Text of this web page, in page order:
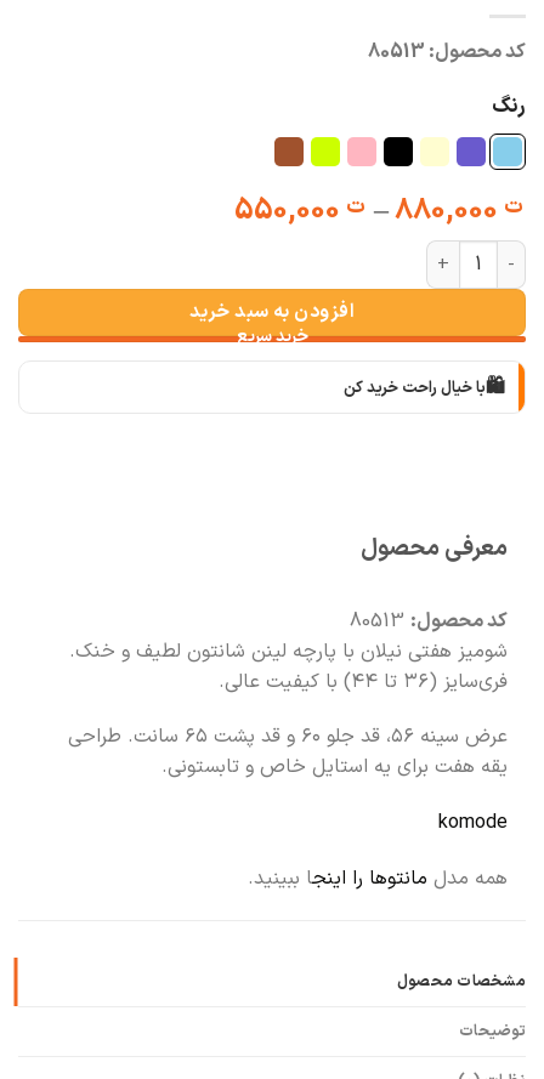
کد محصول:80513
رنگ
ت880,000
– ت550,000
Price
through
ت 880,000
شومیز هفتی نیلان عدد
افزودن به سبد خرید
🛍️با خیال راحت خرید کن
🧡بعد از خرید هم کنارتیم
معرفی محصول
کد محصول: 80513
شومیز هفتی نیلان با پارچه لینن شانتون لطیف و خنک.
فری‌سایز (۳۶ تا ۴۴) با کیفیت عالی.
عرض سینه ۵۶، قد جلو ۶۰ و قد پشت ۶۵ سانت. طراحی
یقه هفت برای یه استایل خاص و تابستونی.
komode
همه مدل مانتوها را اینجا ببینید.
مشخصات محصول
توضیحات